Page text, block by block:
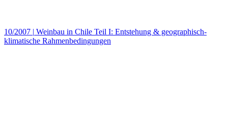
10/2007 | Weinbau in Chile Teil I: Entstehung & geographisch-
klimatische Rahmenbedingungen